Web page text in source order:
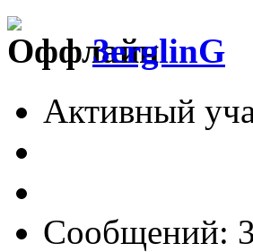
3erglinG
Активный
Сообщений: